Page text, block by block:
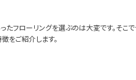
フローリングを選ぶのは大変です。そこ
をご紹介します。